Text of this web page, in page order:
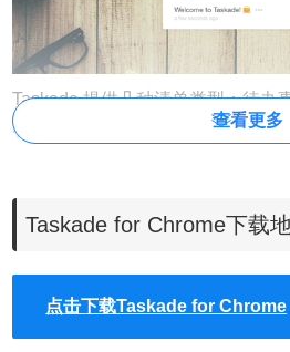
Taskade 提供几种清单类型：待办
有自带的各种模版，例如每周计划
且可自订项目很多，也能依照使用
持标签和资料夹分类功能。
Taskade for Chrome使用方
查看更多
Taskade for Chrome下载
点击下载Taskade for Chrome